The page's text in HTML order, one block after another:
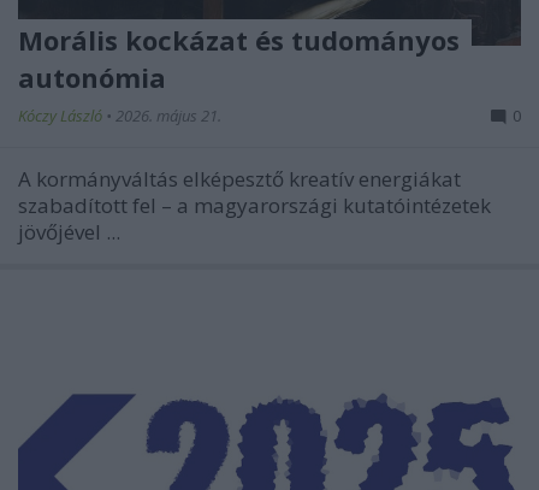
Morális kockázat és tudományos
autonómia
Kóczy László • 2026. május 21. 0
A kormányváltás elképesztő kreatív energiákat
szabadított fel – a magyarországi kutatóintézetek
jövőjével ...